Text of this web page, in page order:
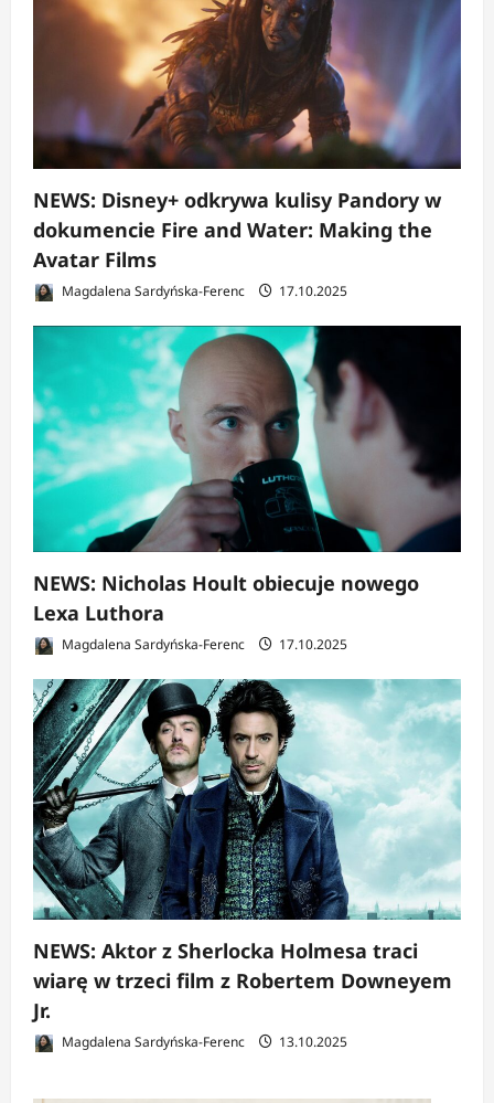
NEWS: Disney+ odkrywa kulisy Pandory w
dokumencie Fire and Water: Making the
Avatar Films
Magdalena Sardyńska-Ferenc 17.10.2025
NEWS: Nicholas Hoult obiecuje nowego
Lexa Luthora
Magdalena Sardyńska-Ferenc 17.10.2025
NEWS: Aktor z Sherlocka Holmesa traci
wiarę w trzeci film z Robertem Downeyem
Jr.
Magdalena Sardyńska-Ferenc 13.10.2025